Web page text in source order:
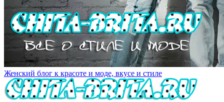
Женский блог к красоте и моде, вкусе и стиле